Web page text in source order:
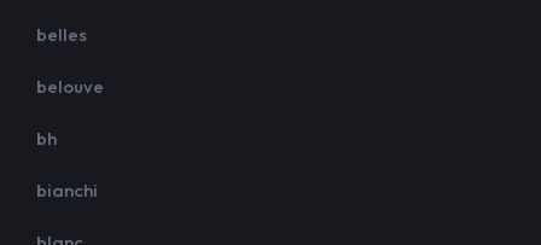
belles
belouve
bh
bianchi